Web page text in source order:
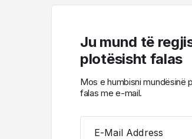
Ju mund të
plotësisht falas
Mos e humbisni mundësinë
falas me e-mail.
E-Mail Address